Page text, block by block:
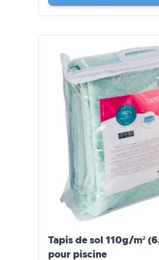
Tapis de sol 110g/m²
pour piscine